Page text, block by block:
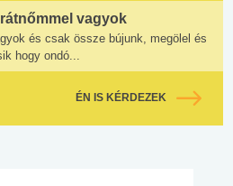
vagyok
és csak össze bújunk, megölel és
hogy ondó...
ÉN IS KÉRDEZEK